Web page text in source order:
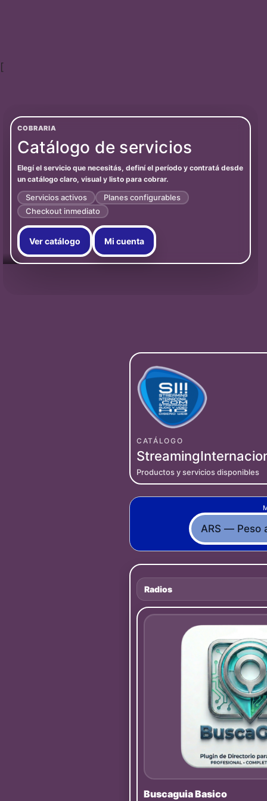
[
COBRARIA
Catálogo de servicios
Elegí el servicio que necesitás, definí el período y contratá desde
un catálogo claro, visual y listo para cobrar.
Servicios activos
Planes configurables
Checkout inmediato
Ver catálogo Mi cuenta
CATÁLOGO
Productos y servicios disponibles
Radios
Buscaguia Basico